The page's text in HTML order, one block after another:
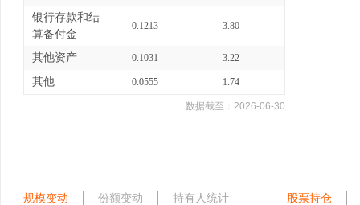
银行存款和结
算备付金
0.1213 3.80
其他资产 0.1031 3.22
其他 0.0555 1.74
数据截至： 2026-06-30
规模变动 份额变动 持有人统计 股票持仓